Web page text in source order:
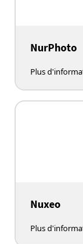
NurPhoto
Plus
Nuxeo
Plus